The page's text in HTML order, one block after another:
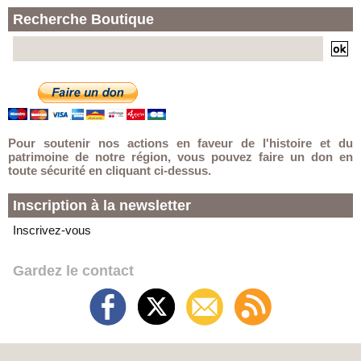
Recherche Boutique
Pour soutenir nos actions en faveur de l'histoire et du
patrimoine de notre région, vous pouvez faire un don en
toute sécurité en cliquant ci-dessus.
Inscription à la newsletter
Inscrivez-vous
Gardez le contact